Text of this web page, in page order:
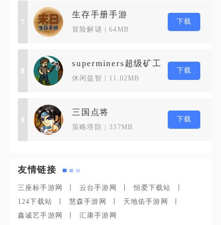
7
生存手册手游
冒险解谜 | 64MB
下载
8
superminers超级矿工
休闲益智 | 11.02MB
下载
9
三国点将
策略塔防 | 337MB
下载
友情链接
三座标手游网 云台手游网
恒爱下载站
124下载站
慧森手游网
天地佑手游网
鑫诚艺手游网
汇康手游网